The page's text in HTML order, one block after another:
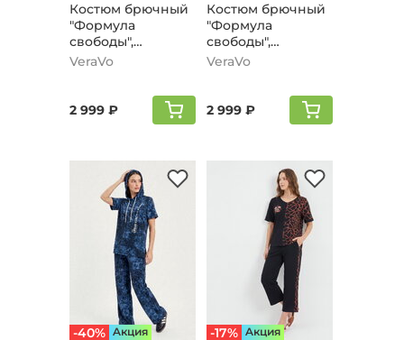
Костюм брючный
"Формула
свободы",
зеленый
VeraVo
2 999 ₽
Костюм брючный
"Формула
свободы",
бордовый
VeraVo
2 999 ₽
-40% Aкция -17% Aкция